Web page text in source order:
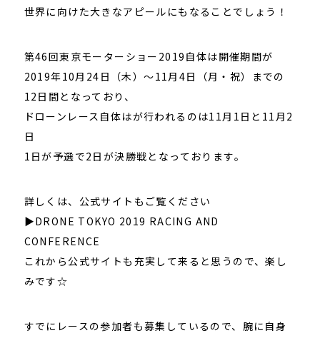
世界に向けた大きなアピールにもなることでしょう！
第46回東京モーターショー2019自体は開催期間が
2019年10月24日（木）～11月4日（月・祝）までの
12日間となっており、
ドローンレース自体はが行われるのは11月1日と11月2
日
1日が予選で2日が決勝戦となっております。
詳しくは、公式サイトもご覧ください
▶DRONE TOKYO 2019 RACING AND
CONFERENCE
これから公式サイトも充実して来ると思うので、楽し
みです☆
すでにレースの参加者も募集しているので、腕に自身